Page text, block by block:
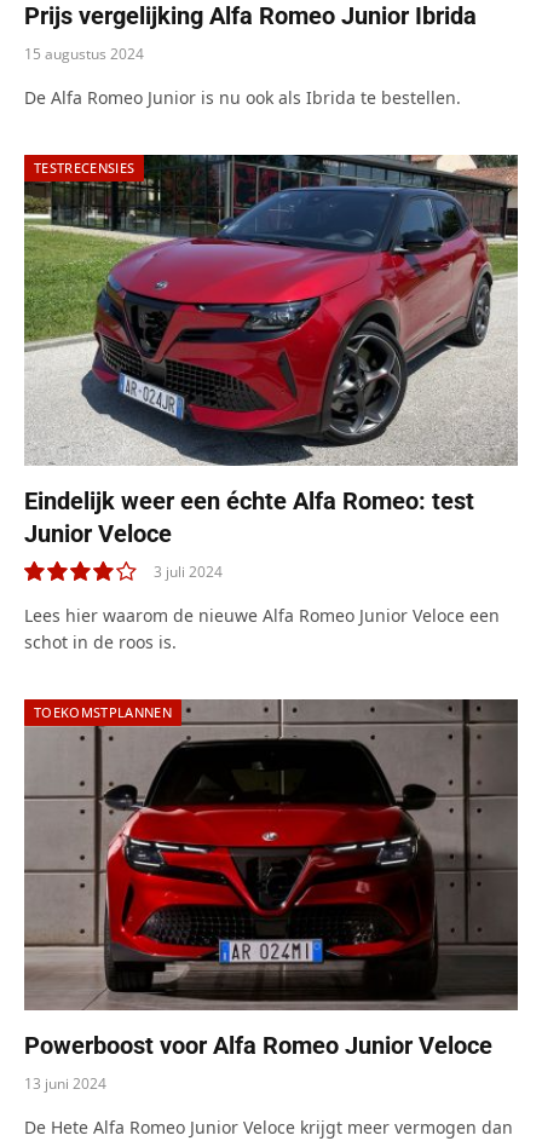
Prijs vergelijking Alfa Romeo Junior Ibrida
15 augustus 2024
De Alfa Romeo Junior is nu ook als Ibrida te bestellen.
TESTRECENSIES
Eindelijk weer een échte Alfa Romeo: test
Junior Veloce
8.0
3 juli 2024
Lees hier waarom de nieuwe Alfa Romeo Junior Veloce een
schot in de roos is.
TOEKOMSTPLANNEN
Powerboost voor Alfa Romeo Junior Veloce
13 juni 2024
De Hete Alfa Romeo Junior Veloce krijgt meer vermogen dan